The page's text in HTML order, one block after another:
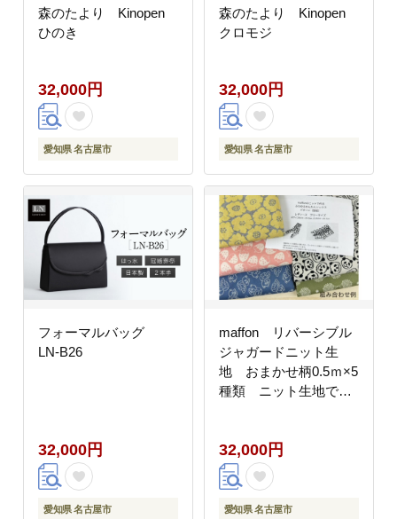
森のたより Kinopen
ひのき
32,000円
愛知県 名古屋市
森のたより Kinopen
クロモジ
32,000円
愛知県 名古屋市
フォーマルバッグ
LN-B26
32,000円
愛知県 名古屋市
maffon リバーシブル
ジャガードニット生
地 おまかせ柄0.5ｍ×5
種類 ニット生地で作
32,000円
愛知県 名古屋市